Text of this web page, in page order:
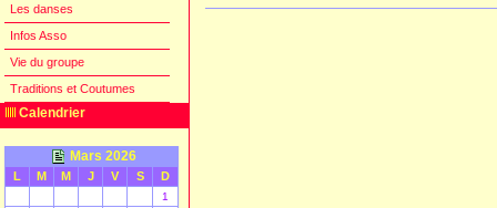
Les danses
Infos Asso
Vie du groupe
Traditions et Coutumes
Calendrier
Mars 2026
L M M J V S D
1